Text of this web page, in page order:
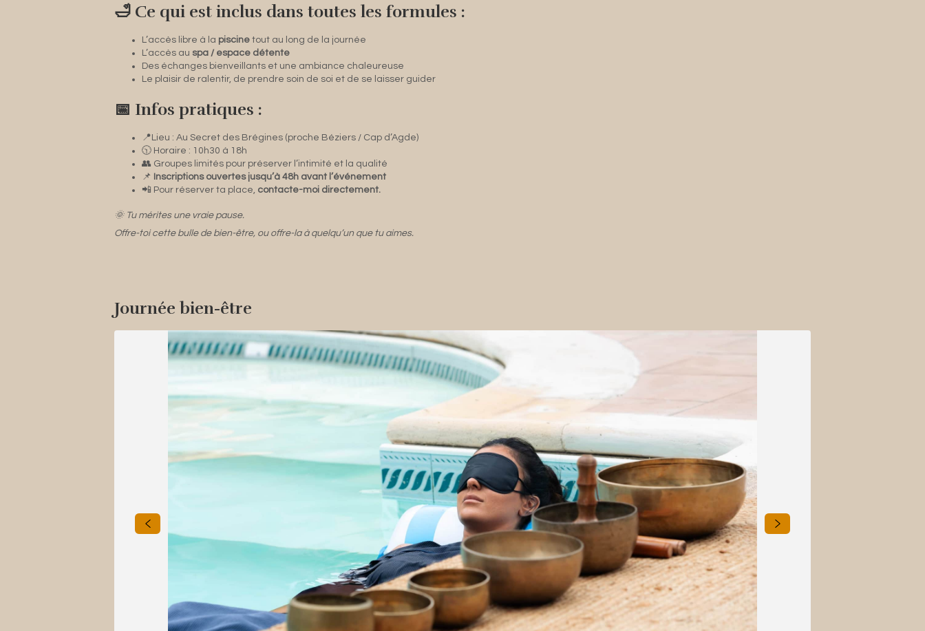
🛁 Ce qui est inclus dans toutes les formules :
L’accès libre à la piscine tout au long de la journée
L’accès au spa / espace détente
Des échanges bienveillants et une ambiance chaleureuse
Le plaisir de ralentir, de prendre soin de soi et de se laisser guider
📅 Infos pratiques :
📍Lieu : Au Secret des Brégines (proche Béziers / Cap d’Agde)
🕥 Horaire : 10h30 à 18h
👥 Groupes limités pour préserver l’intimité et la qualité
📌 Inscriptions ouvertes jusqu’à 48h avant l’événement
📲 Pour réserver ta place, contacte-moi directement.
🌞 Tu mérites une vraie pause.
Offre-toi cette bulle de bien-être, ou offre-la à quelqu’un que tu aimes.
Journée bien-être